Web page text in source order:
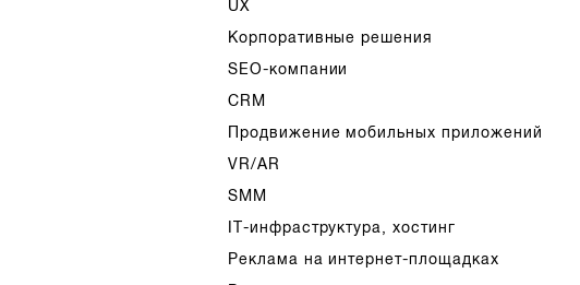
UX
Корпоративные решения
SEO-компании
CRM
Продвижение мобильных приложений
VR/AR
SMM
IT-инфраструктура, хостинг
Реклама на интернет-площадках